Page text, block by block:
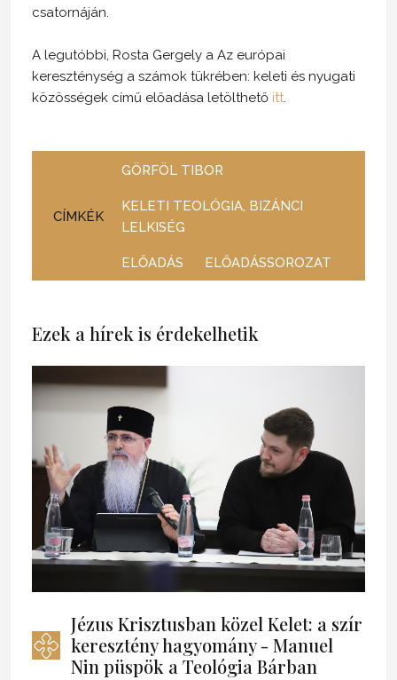
csatornáján.
A legutóbbi, Rosta Gergely a Az európai
kereszténység a számok tükrében: keleti és nyugati
közösségek című előadása letölthető itt.
CÍMKÉK
GÖRFÖL TIBOR
KELETI TEOLÓGIA, BIZÁNCI
LELKISÉG
ELŐADÁS ELŐADÁSSOROZAT
Ezek a hírek is érdekelhetik
Jézus Krisztusban közel Kelet: a szír
keresztény hagyomány - Manuel
Nin püspök a Teológia Bárban